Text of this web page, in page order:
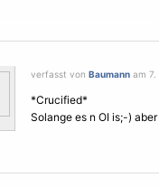
verfasst von Baumann am 7.
*Crucified*
Solange es n OI is;-)